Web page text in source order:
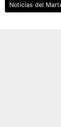
Noticias del